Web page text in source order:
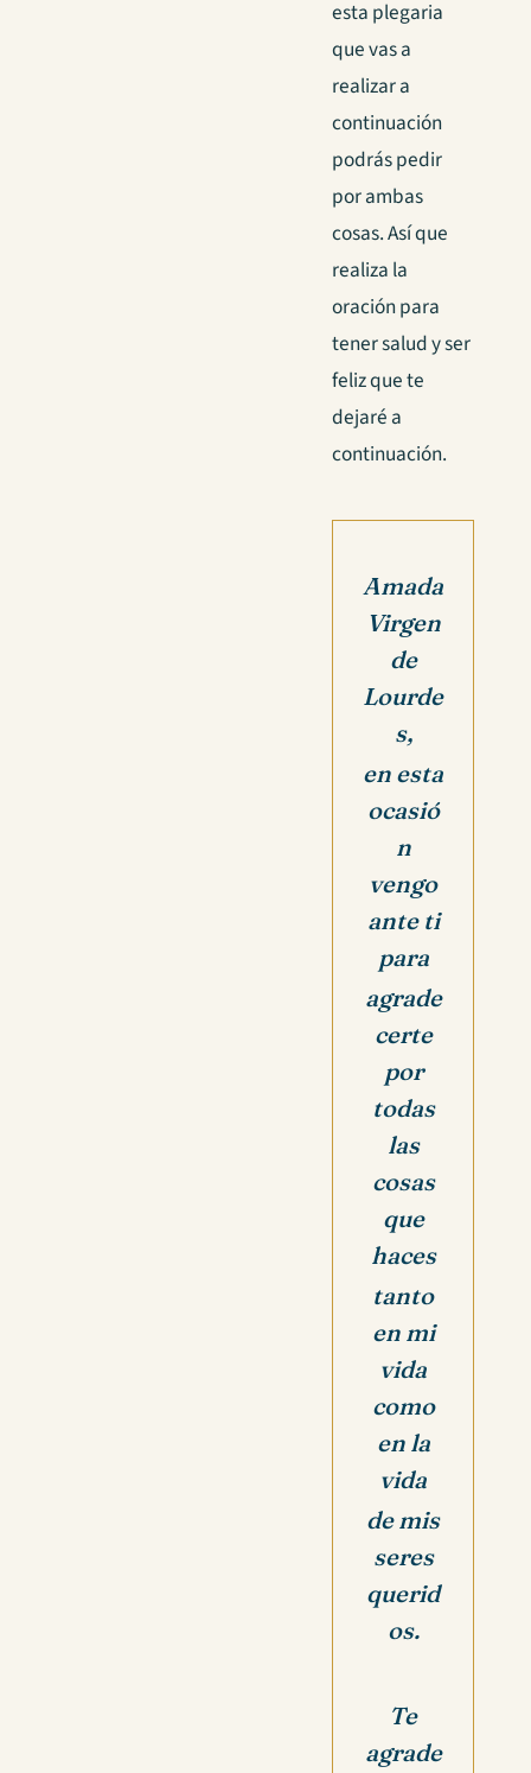
esta plegaria
que vas a
realizar a
continuación
podrás pedir
por ambas
cosas. Así que
realiza la
oración para
tener salud y ser
feliz que te
dejaré a
continuación.
Amada
Virgen
de
Lourde
s,
en esta
ocasió
n
vengo
ante ti
para
agrade
certe
por
todas
las
cosas
que
haces
tanto
en mi
vida
como
en la
vida
de mis
seres
querid
os.
Te
agrade